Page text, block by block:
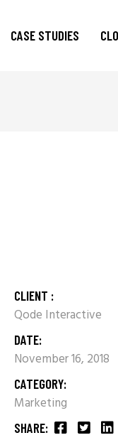
CASE STUDIES
CLIENT :
Qode Interactive
DATE:
November 16, 2018
CATEGORY:
Marketing
SHARE: